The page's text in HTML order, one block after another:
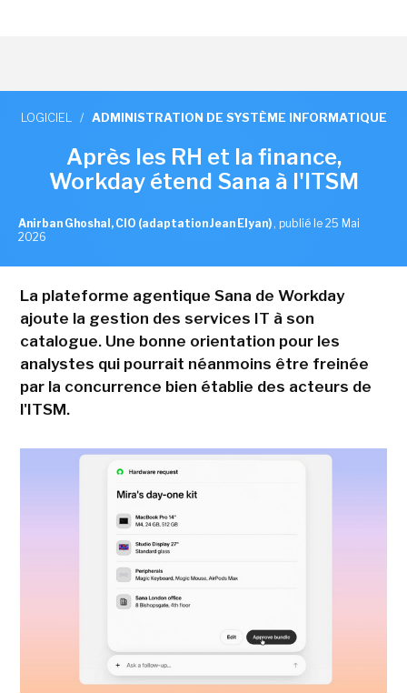
LOGICIEL / ADMINISTRATION DE SYSTÈME INFORMATIQUE
Après les RH et la finance,
Workday étend Sana à l'ITSM
Anirban Ghoshal, CIO (adaptation Jean Elyan) , publié le 25 Mai
2026
La plateforme agentique Sana de Workday
ajoute la gestion des services IT à son
catalogue. Une bonne orientation pour les
analystes qui pourrait néanmoins être freinée
par la concurrence bien établie des acteurs de
l'ITSM.